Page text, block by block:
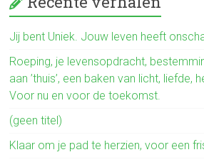
b
o
ok
Jij bent Uniek. Jouw leven heeft
Roeping, je levensopdracht,
aan ’thuis’, een baken van licht, liefde,
Voor nu en voor de toekomst.
(geen titel)
Klaar om je pad te herzien, voor een